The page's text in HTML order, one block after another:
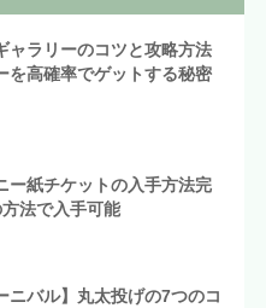
ャラリーのコツと攻略方法
を高確率でゲットする秘密
ー紙チケットの入手方法完
法で入手可能
ニバル】丸太投げの7つのコ